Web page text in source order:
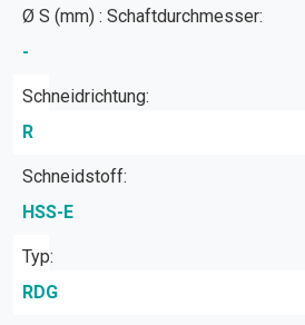
Ø S (mm) : Schaftdurchmesser:
-
Schneidrichtung:
R
Schneidstoff:
HSS-E
Typ:
RDG